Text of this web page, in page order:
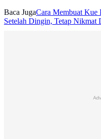
Baca JugaCara Membuat Kue
Setelah Dingin, Tetap Nikmat